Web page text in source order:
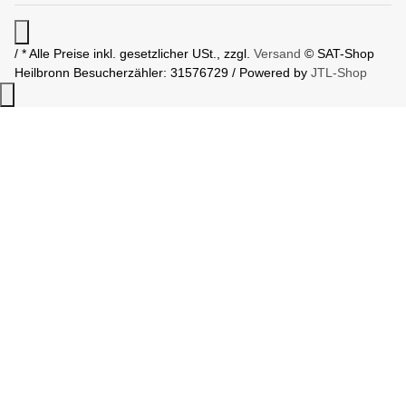
/ * Alle Preise inkl. gesetzlicher USt., zzgl. Versand © SAT-Shop
Heilbronn Besucherzähler: 31576729 / Powered by JTL-Shop